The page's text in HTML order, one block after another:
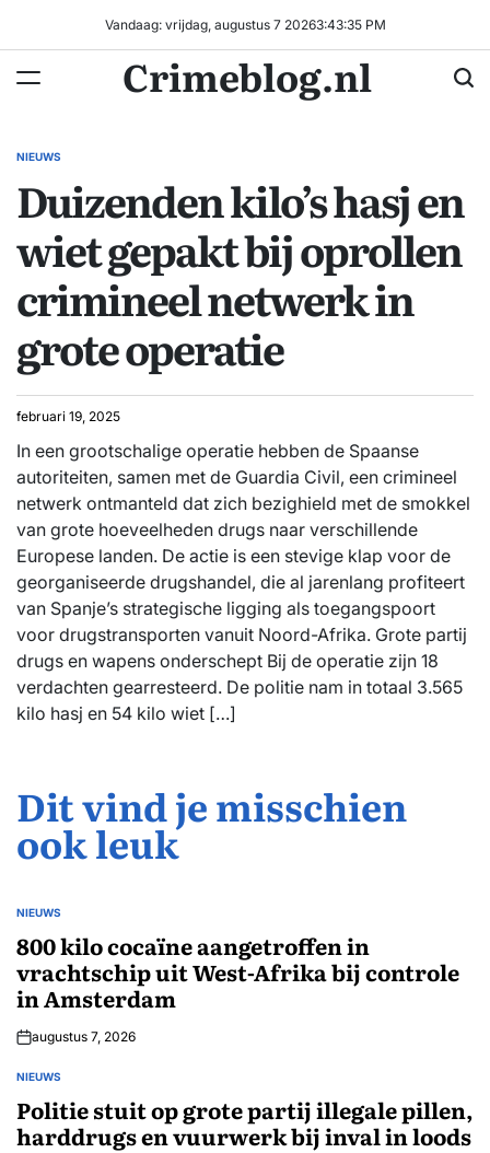
inhoud
Vandaag: vrijdag, augustus 7 20263:43:35 PM
Crimeblog.nl
GEPLAATST
NIEUWS
Duizenden kilo’s hasj en
wiet gepakt bij oprollen
crimineel netwerk in
grote operatie
februari 19, 2025
In een grootschalige operatie hebben de Spaanse
autoriteiten, samen met de Guardia Civil, een crimineel
netwerk ontmanteld dat zich bezighield met de smokkel
van grote hoeveelheden drugs naar verschillende
Europese landen. De actie is een stevige klap voor de
georganiseerde drugshandel, die al jarenlang profiteert
van Spanje’s strategische ligging als toegangspoort
voor drugstransporten vanuit Noord-Afrika. Grote partij
drugs en wapens onderschept Bij de operatie zijn 18
verdachten gearresteerd. De politie nam in totaal 3.565
kilo hasj en 54 kilo wiet […]
Dit vind je misschien
ook leuk
GEPLAATST
NIEUWS
800 kilo cocaïne aangetroffen in
vrachtschip uit West-Afrika bij controle
in Amsterdam
augustus 7, 2026
GEPLAATST
NIEUWS
Politie stuit op grote partij illegale pillen,
harddrugs en vuurwerk bij inval in loods